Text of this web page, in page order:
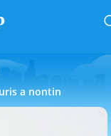
a nontin